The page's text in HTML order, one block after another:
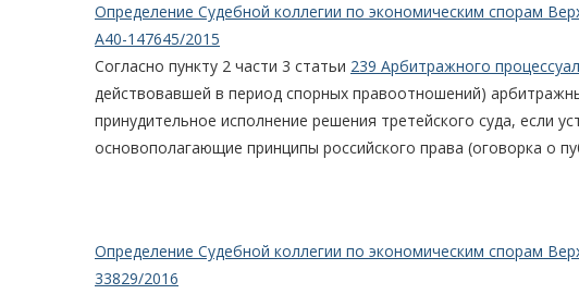
Определение Судебной коллегии по экономическим спорам
А40-147645/2015
Согласно пункту 2 части 3 статьи 239 Арбитражного
действовавшей в период спорных правоотношений)
принудительное исполнение решения третейского суда, если
основополагающие принципы российского права (оговорка о
Определение Судебной коллегии по экономическим спорам
33829/2016